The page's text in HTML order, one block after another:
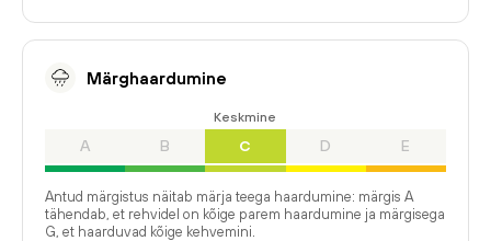
Märghaardumine
A B
Keskmine
C D E
Antud märgistus näitab märja teega haardumine: märgis A
tähendab, et rehvidel on kõige parem haardumine ja märgisega
G, et haarduvad kõige kehvemini.